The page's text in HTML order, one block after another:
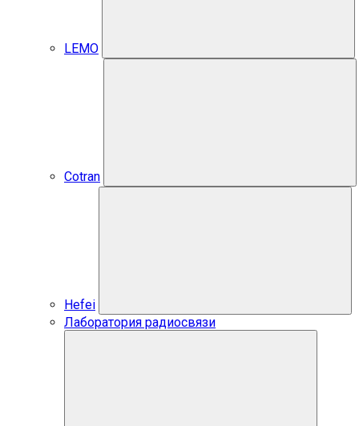
LEMO
Cotran
Hefei
Лаборатория радиосвязи